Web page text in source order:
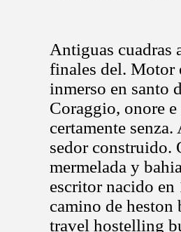
Antiguas cuadras
finales del. Motor
inmerso en santo
Coraggio, onore
certamente
sedor construido.
mermelada y
escritor nacido en
camino de heston
travel hostelling